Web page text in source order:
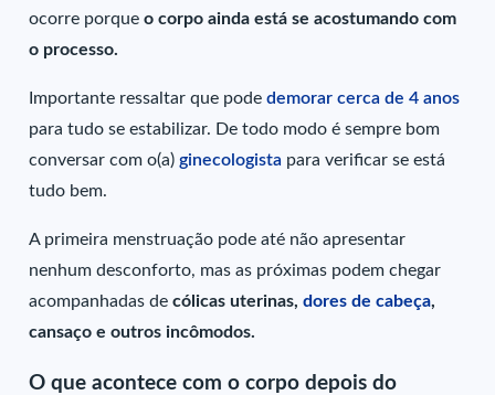
ocorre porque o corpo ainda está se acostumando com
o processo.
Importante ressaltar que podedemorar cerca de 4 anos
para tudo se estabilizar. De todo modo é sempre bom
conversar com o(a)ginecologista para verificar se está
tudo bem.
A primeira menstruação pode até não apresentar
nenhum desconforto, mas as próximas podem chegar
acompanhadas decólicas uterinas,dores de cabeça,
cansaço e outros incômodos.
O que acontece com o corpo depois do